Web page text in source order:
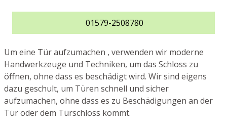
01579-2508780
Um eine Tür aufzumachen , verwenden wir moderne
Handwerkzeuge und Techniken, um das Schloss zu
öffnen, ohne dass es beschädigt wird. Wir sind eigens
dazu geschult, um Türen schnell und sicher
aufzumachen, ohne dass es zu Beschädigungen an der
Tür oder dem Türschloss kommt.